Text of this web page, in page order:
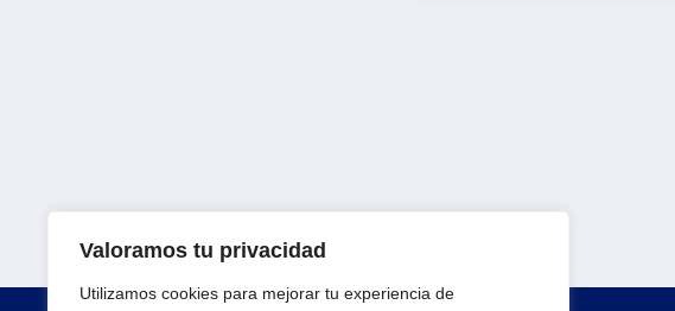
Valoramos tu privacidad
Utilizamos cookies para mejorar tu experiencia de